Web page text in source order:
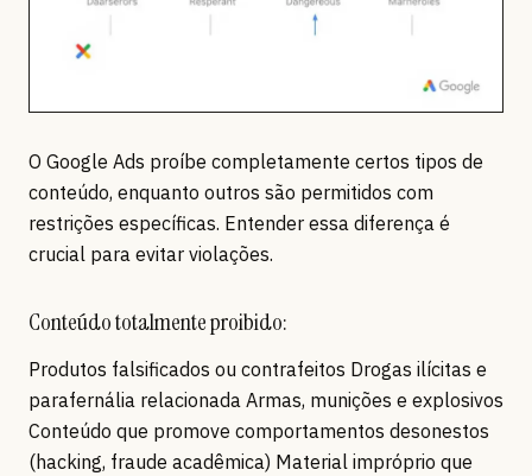
O Google Ads proíbe completamente certos tipos de
conteúdo, enquanto outros são permitidos com
restrições específicas. Entender essa diferença é
crucial para evitar violações.
Conteúdo totalmente proibido:
Produtos falsificados ou contrafeitos Drogas ilícitas e
parafernália relacionada Armas, munições e explosivos
Conteúdo que promove comportamentos desonestos
(hacking, fraude acadêmica) Material impróprio que